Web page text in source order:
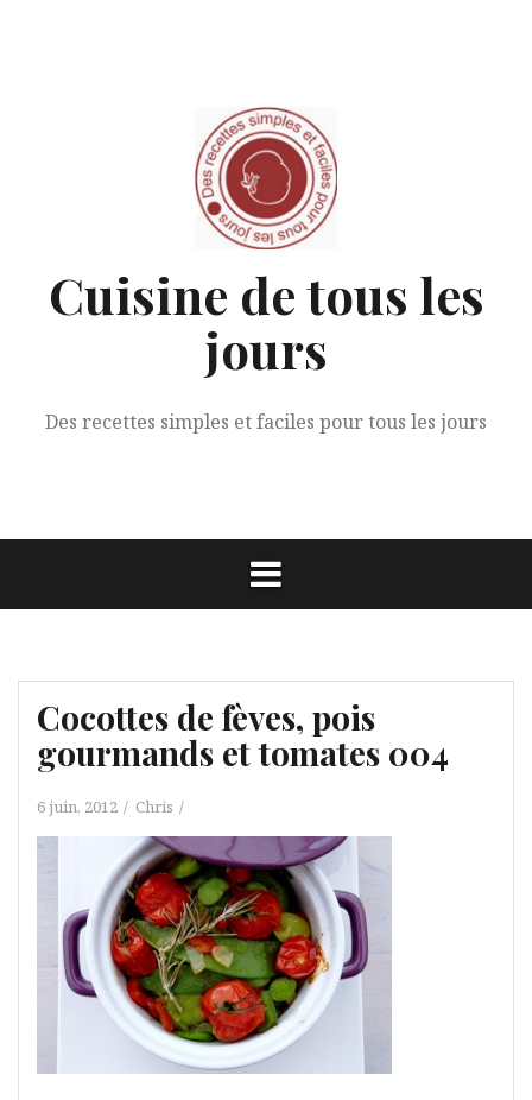
Cuisine de tous les
jours
Des recettes simples et faciles pour tous les jours
Cocottes de fèves, pois
gourmands et tomates 004
6 juin, 2012 Chris